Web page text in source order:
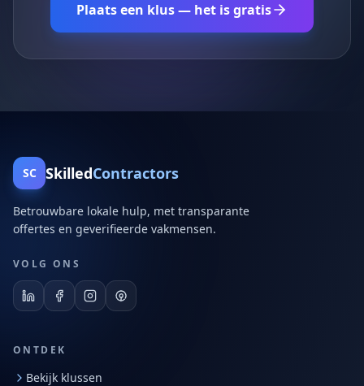
Plaats een klus — het is gratis
SC SkilledContractors
Betrouwbare lokale hulp, met transparante
offertes en geverifieerde vakmensen.
VOLG ONS
ONTDEK
Bekijk klussen